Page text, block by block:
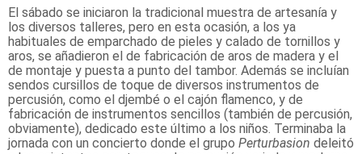
El sábado se iniciaron la tradicional muestra de artesanía y
los diversos talleres, pero en esta ocasión, a los ya
habituales de emparchado de pieles y calado de tornillos y
aros, se añadieron el de fabricación de aros de madera y el
de montaje y puesta a punto del tambor. Además se incluían
sendos cursillos de toque de diversos instrumentos de
percusión, como el djembé o el cajón flamenco, y de
fabricación de instrumentos sencillos (también de percusión,
obviamente), dedicado este último a los niños. Terminaba la
jornada con un concierto donde el grupo Perturbasion deleitó